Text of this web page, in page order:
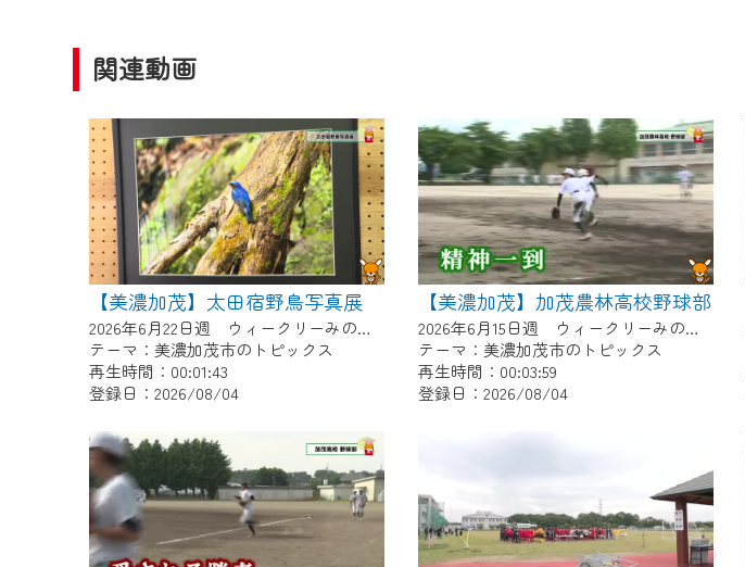
関連動画
【美濃加茂】太田宿野鳥写真展
2026年6月22日週 ウィークリーみのかもにて放送
テーマ：美濃加茂市のトピックス
再生時間：00:01:43
登録日：2026/08/04
【美濃加茂】加茂農林高校野球部
2026年6月15日週 ウィークリーみのかもにて放送
テーマ：美濃加茂市のトピックス
再生時間：00:03:59
登録日：2026/08/04